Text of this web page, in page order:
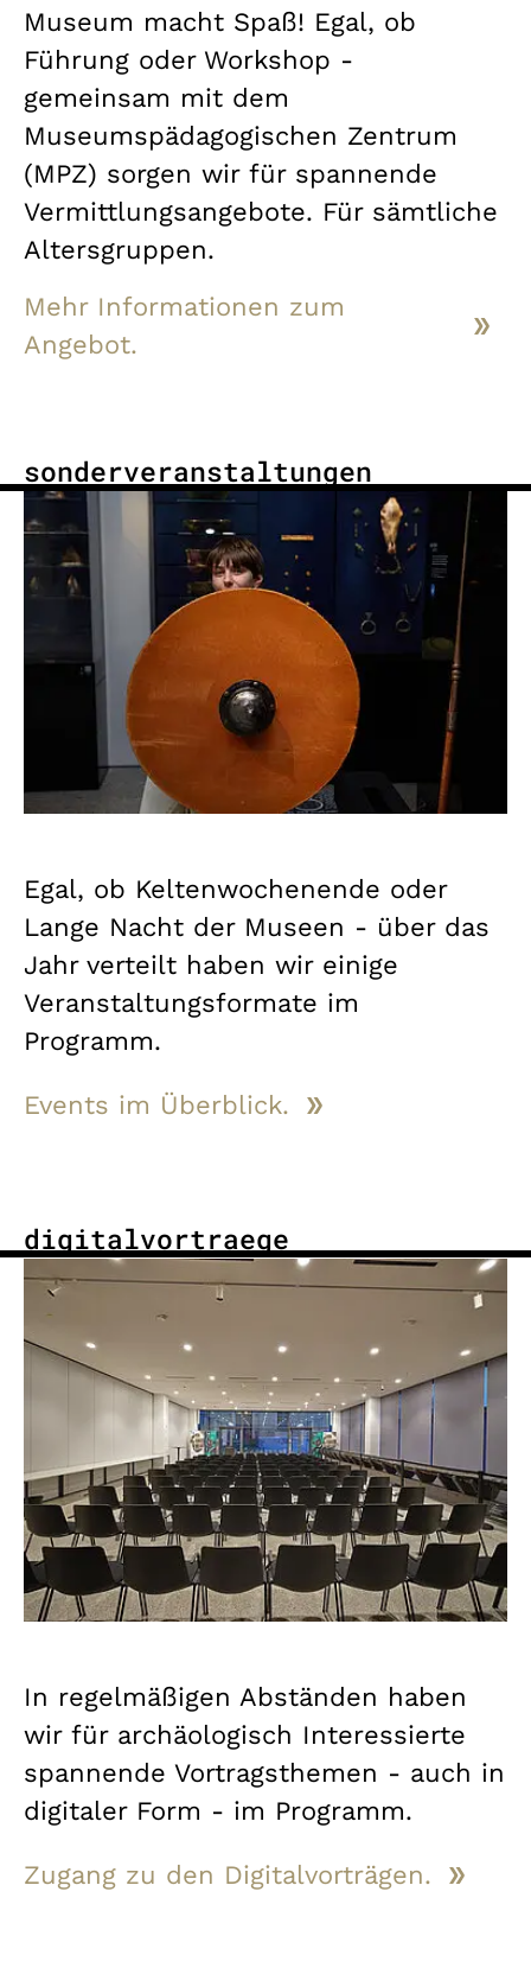
Museum macht Spaß! Egal, ob
Führung oder Workshop -
gemeinsam mit dem
Museumspädagogischen Zentrum
(MPZ) sorgen wir für spannende
Vermittlungsangebote. Für sämtliche
Altersgruppen.
Mehr Informationen zum
Angebot.
sonderveranstaltungen
Egal, ob Keltenwochenende oder
Lange Nacht der Museen - über das
Jahr verteilt haben wir einige
Veranstaltungsformate im
Programm.
Events im Überblick.
digitalvortraege
In regelmäßigen Abständen haben
wir für archäologisch Interessierte
spannende Vortragsthemen - auch in
digitaler Form - im Programm.
Zugang zu den Digitalvorträgen.